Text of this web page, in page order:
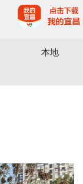
本地